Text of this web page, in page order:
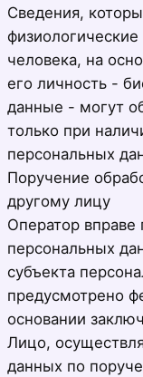
Сведения,
человека, на
его личность -
данные - могут
только при
персональных
Поручение
другому лицу
Оператор вправе
персональных
субъекта
предусмотрено
основании
Лицо,
данных по